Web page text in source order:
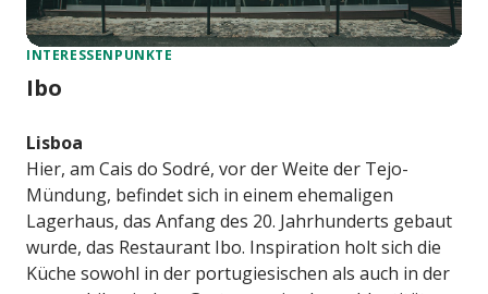
INTERESSENPUNKTE
Ibo
Lisboa
Hier, am Cais do Sodré, vor der Weite der Tejo-
Mündung, befindet sich in einem ehemaligen
Lagerhaus, das Anfang des 20. Jahrhunderts gebaut
wurde, das Restaurant Ibo. Inspiration holt sich die
Küche sowohl in der portugiesischen als auch in der